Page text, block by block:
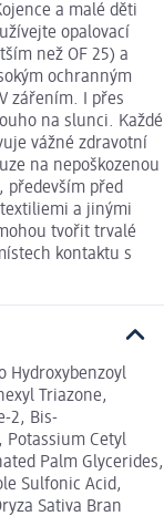
a malé děti
opalovací
než OF 25) a
ochranným
zářením. I přes
na slunci. Každé
vážné zdravotní
na nepoškozenou
především před
textiliemi a jinými
tvořit trvalé
kontaktu s
Hydroxybenzoyl
Triazone,
2, Bis-
Potassium Cetyl
Palm Glycerides,
Sulfonic Acid,
Sativa Bran